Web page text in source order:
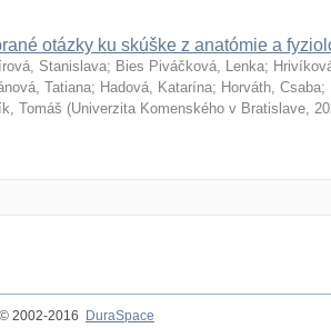
otázky ku skúške z anatómie a
Stanislava; Bies Piváčková, Lenka;
Tatiana; Hadová, Katarína; Horváth, Csaba;
Tomáš (Univerzita Komenského v Bratislave,
2002-2016
DuraSpace